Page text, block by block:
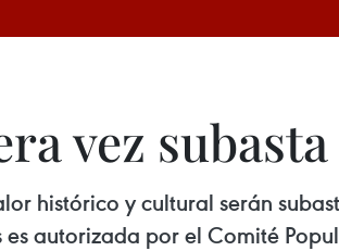
vez
histórico y cultural serán
autorizada por el Comité